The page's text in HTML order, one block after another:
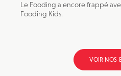
Le Fooding a encore frappé
Fooding Kids.
VOIR NOS